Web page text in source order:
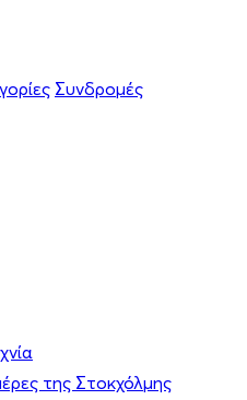
Συνδρομές
της Στοκχόλμης